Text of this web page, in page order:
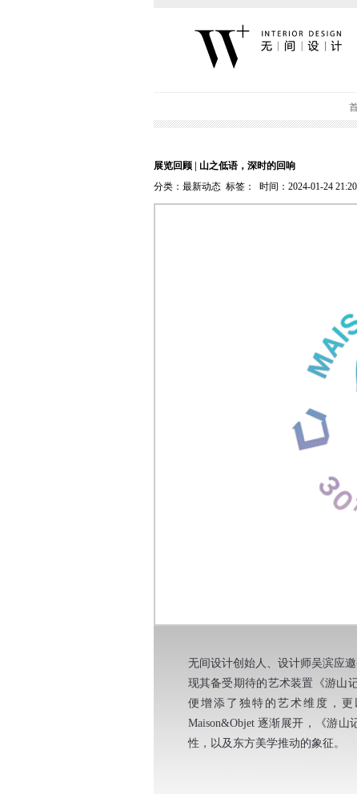
展览回顾 | 山之低语，深时的回响
分类：最新动态 标签： 时间：2024-01-24
无间设计创始人、设计师吴滨应
现其备受期待的艺术装置《游山
便增添了独特的艺术维度，
Maison&Objet 逐渐展开，《游
性，以及东方美学推动的象征。